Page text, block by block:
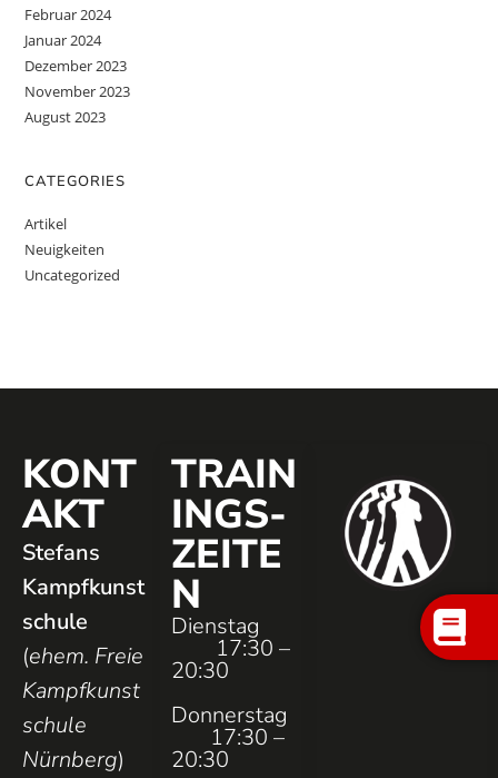
Februar 2024
Januar 2024
Dezember 2023
November 2023
August 2023
CATEGORIES
Artikel
Neuigkeiten
Uncategorized
KONT
AKT
Stefans
Kampfkunst
schule
(ehem. Freie
Kampfkunst
schule
Nürnberg)
TRAIN
INGS­
ZEITE
N
Dienstag
17:30 –
20:30
Donnerstag
17:30 –
20:30